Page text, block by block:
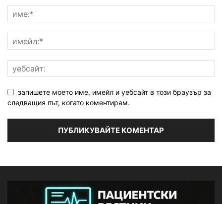
запишете моето име, имейл и уебсайт в този браузър за
следващия път, когато коментирам.